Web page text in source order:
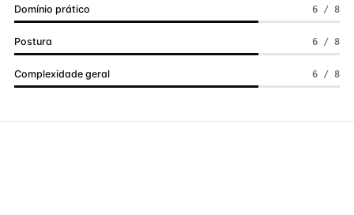
Domínio prático 6 / 8
Postura 6 / 8
Complexidade geral 6 / 8